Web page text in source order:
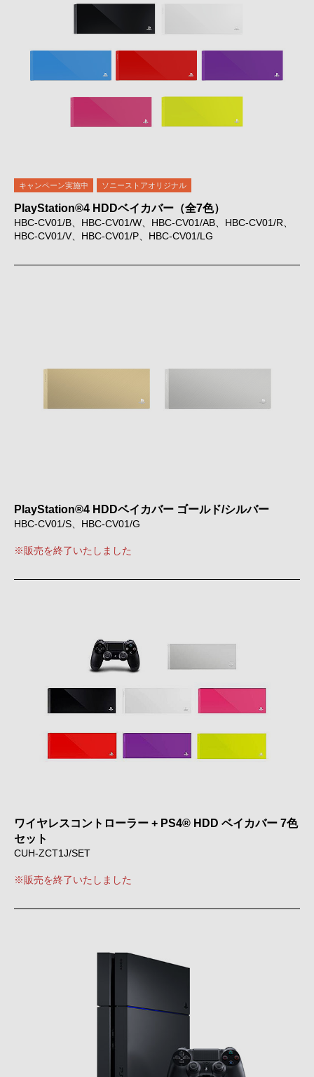
キャンペーン実施中 ソニーストアオリジナル
PlayStation®4 HDDベイカバー（全7色）
HBC-CV01/B、HBC-CV01/W、HBC-CV01/AB、HBC-CV01/R、
HBC-CV01/V、HBC-CV01/P、HBC-CV01/LG
PlayStation®4 HDDベイカバー ゴールド/シルバー
HBC-CV01/S、HBC-CV01/G
※販売を終了いたしました
ワイヤレスコントローラー + PS4® HDD ベイカバー 7色
セット
CUH-ZCT1J/SET
※販売を終了いたしました